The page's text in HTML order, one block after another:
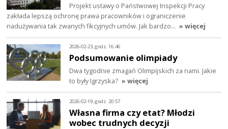
Projekt ustawy o Państwowej Inspekcji Pracy
zakłada lepszą ochronę prawa pracowników i ograniczenie
nadużywania tak zwanych fikcyjnych umów. Jak bardzo… » więcej
2026-02-23, godz. 16:46
Podsumowanie olimpiady
Dwa tygodnie zmagań Olimpijskich za nami. Jakie
to były Igrzyska? » więcej
2026-02-19, godz. 20:57
Własna firma czy etat? Młodzi
wobec trudnych decyzji